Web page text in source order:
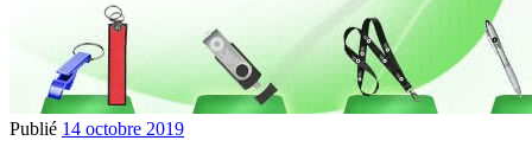
Publié 14 octobre 2019